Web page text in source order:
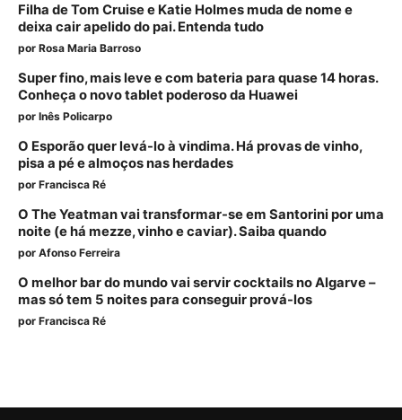
Filha de Tom Cruise e Katie Holmes muda de nome e
deixa cair apelido do pai. Entenda tudo
por Rosa Maria Barroso
Super fino, mais leve e com bateria para quase 14 horas.
Conheça o novo tablet poderoso da Huawei
por Inês Policarpo
O Esporão quer levá-lo à vindima. Há provas de vinho,
pisa a pé e almoços nas herdades
por Francisca Ré
O The Yeatman vai transformar-se em Santorini por uma
noite (e há mezze, vinho e caviar). Saiba quando
por Afonso Ferreira
O melhor bar do mundo vai servir cocktails no Algarve –
mas só tem 5 noites para conseguir prová-los
por Francisca Ré